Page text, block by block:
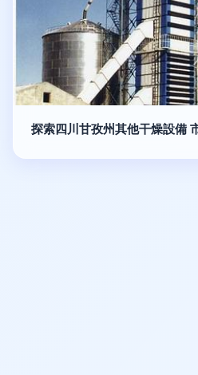
探索四川甘孜州其他干燥設備